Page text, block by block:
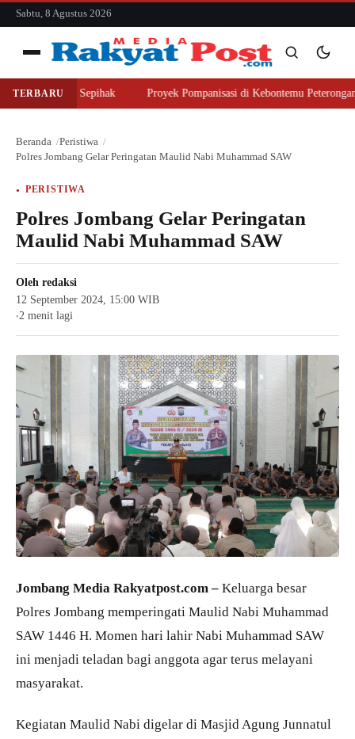
konten
Sabtu, 8 Agustus 2026
Menu
Cari
Cari
TERBARU
Lahan Sepihak Proyek Pompanisasi di Kebontemu Peterongan
Beranda
Peristiwa
Polres Jombang Gelar Peringatan Maulid Nabi Muhammad SAW
PERISTIWA
Polres Jombang Gelar Peringatan
Maulid Nabi Muhammad SAW
Oleh redaksi
12 September 2024, 15:00 WIB
●2 menit lagi
Jombang Media Rakyatpost.com – Keluarga besar
Polres Jombang memperingati Maulid Nabi Muhammad
SAW 1446 H. Momen hari lahir Nabi Muhammad SAW
ini menjadi teladan bagi anggota agar terus melayani
masyarakat.
Kegiatan Maulid Nabi digelar di Masjid Agung Junnatul